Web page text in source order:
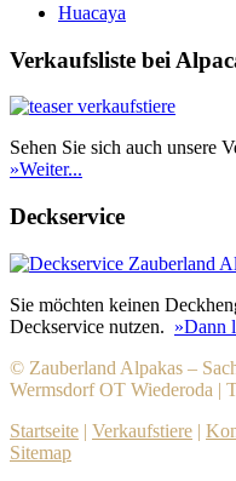
Huacaya
Verkaufsliste bei
Sehen Sie sich auch unsere
»Weiter...
Deckservice
Sie möchten keinen
Deckservice nutzen. »Dann
© Zauberland Alpakas –
Wermsdorf OT Wiederoda |
Startseite | Verkaufstiere |
Sitemap